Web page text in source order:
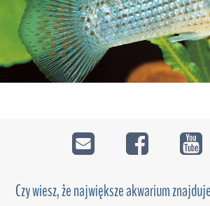
Czy wiesz, że największe akwarium